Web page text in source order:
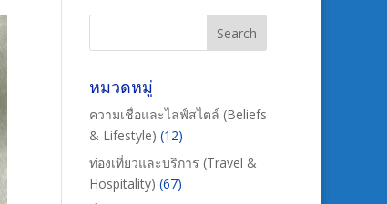
หมวดหมู่
ความเชื่อและไลฟ์สไตล์ (Beliefs
& Lifestyle) (12)
ท่องเที่ยวและบริการ (Travel &
Hospitality) (67)